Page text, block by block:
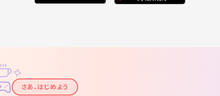
✦
✧
さあ、はじめよう